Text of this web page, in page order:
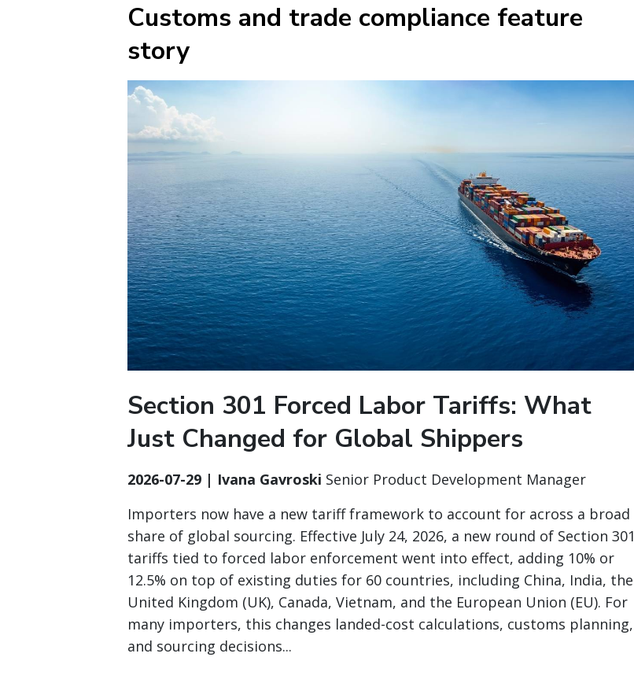
Customs and trade compliance feature
story
Section 301 Forced Labor Tariffs: What
Just Changed for Global Shippers
2026-07-29 | Ivana Gavroski Senior Product Development Manager
Importers now have a new tariff framework to account for across a broad
share of global sourcing. Effective July 24, 2026, a new round of Section 301
tariffs tied to forced labor enforcement went into effect, adding 10% or
12.5% on top of existing duties for 60 countries, including China, India, the
United Kingdom (UK), Canada, Vietnam, and the European Union (EU). For
many importers, this changes landed-cost calculations, customs planning,
and sourcing decisions...